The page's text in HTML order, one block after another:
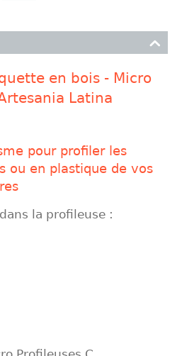
en bois - Micro
Latina
pour profiler les
ou en plastique de vos
la profileuse :